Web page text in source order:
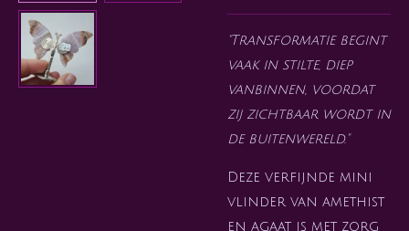
"Transformatie begint
vaak in stilte, diep
vanbinnen, voordat
zij zichtbaar wordt in
de buitenwereld."
Deze verfijnde mini
vlinder van amethist
en agaat is met zorg